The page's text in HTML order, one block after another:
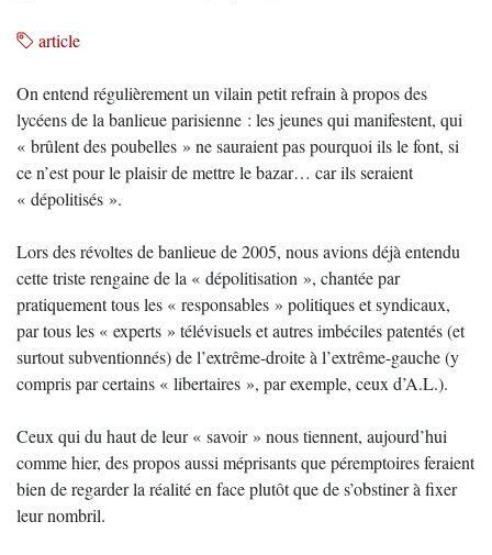
article
On entend régulièrement un vilain petit refrain à propos des
lycéens de la banlieue parisienne : les jeunes qui manifestent, qui
« brûlent des poubelles » ne sauraient pas pourquoi ils le font, si
ce n’est pour le plaisir de mettre le bazar… car ils seraient
« dépolitisés ».
Lors des révoltes de banlieue de 2005, nous avions déjà entendu
cette triste rengaine de la « dépolitisation », chantée par
pratiquement tous les « responsables » politiques et syndicaux,
par tous les « experts » télévisuels et autres imbéciles patentés (et
surtout subventionnés) de l’extrême-droite à l’extrême-gauche (y
compris par certains « libertaires », par exemple, ceux d’A.L.).
Ceux qui du haut de leur « savoir » nous tiennent, aujourd’hui
comme hier, des propos aussi méprisants que péremptoires feraient
bien de regarder la réalité en face plutôt que de s’obstiner à fixer
leur nombril.